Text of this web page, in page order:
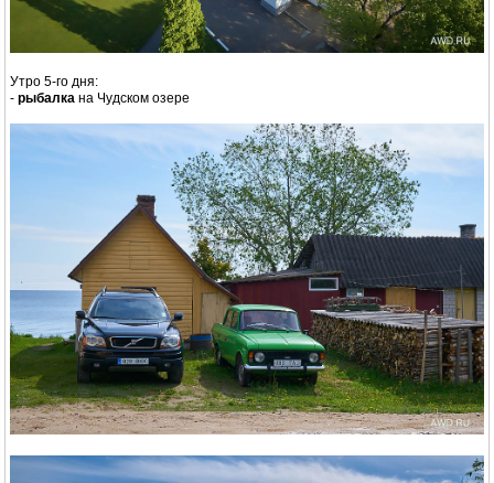
Утро 5-го дня:
- рыбалка на Чудском озере